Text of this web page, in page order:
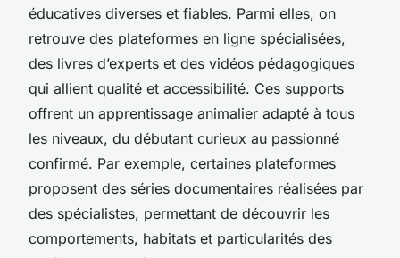
éducatives diverses et fiables. Parmi elles, on
retrouve des plateformes en ligne spécialisées,
des livres d’experts et des vidéos pédagogiques
qui allient qualité et accessibilité. Ces supports
offrent un apprentissage animalier adapté à tous
les niveaux, du débutant curieux au passionné
confirmé. Par exemple, certaines plateformes
proposent des séries documentaires réalisées par
des spécialistes, permettant de découvrir les
comportements, habitats et particularités des